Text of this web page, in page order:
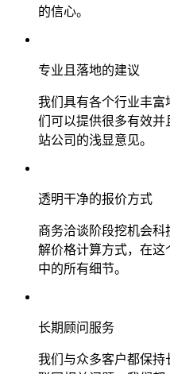
的信心。
专业且落地的建议
我们具有各个行业丰
们可以提供很多有效
站公司的浅显意见。
透明干净的报价方式
商务洽谈阶段挖机会
解价格计算方式，在
中的所有细节。
长期顾问服务
我们与众多客户都保持